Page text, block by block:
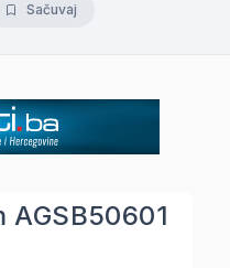
Sačuvaj
AGSB50601